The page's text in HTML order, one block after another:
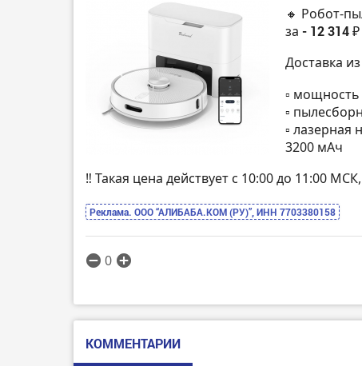
🔸 Робот-
за - 12 314 ₽
Доставка
▫️ мощность
▫️
▫️ лазерная
3200 мАч
‼️ Такая цена действует с 10:00 до 11:00
Реклама. ООО “АЛИБАБА.КОМ (РУ)”, ИНН 7703380158
0
КОММЕНТАРИИ